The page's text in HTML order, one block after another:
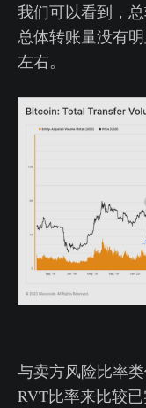
我们可以看到，
总体转账量没有
左右。
与卖方风险比率
RVT比率来比较